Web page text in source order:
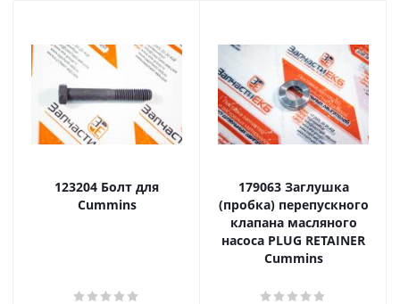
123204 Болт для
Cummins
179063 Заглушка
(пробка) перепускного
клапана масляного
насоса PLUG RETAINER
Cummins